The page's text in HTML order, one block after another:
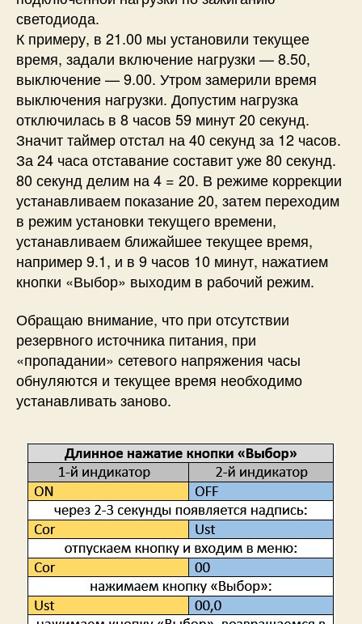
светодиода.
К примеру, в 21.00 мы установили текущее
время, задали включение нагрузки — 8.50,
выключение — 9.00. Утром замерили время
выключения нагрузки. Допустим нагрузка
отключилась в 8 часов 59 минут 20 секунд.
Значит таймер отстал на 40 секунд за 12 часов.
За 24 часа отставание составит уже 80 секунд.
80 секунд делим на 4 = 20. В режиме коррекции
устанавливаем показание 20, затем переходим
в режим установки текущего времени,
устанавливаем ближайшее текущее время,
например 9.1, и в 9 часов 10 минут, нажатием
кнопки «Выбор» выходим в рабочий режим.
Обращаю внимание, что при отсутствии
резервного источника питания, при
«пропадании» сетевого напряжения часы
обнуляются и текущее время необходимо
устанавливать заново.